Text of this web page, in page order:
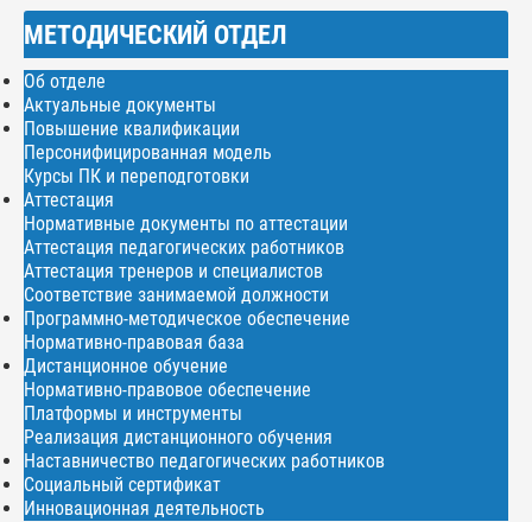
МЕТОДИЧЕСКИЙ ОТДЕЛ
Об отделе
Актуальные документы
Повышение квалификации
Персонифицированная модель
Курсы ПК и переподготовки
Аттестация
Нормативные документы по аттестации
Аттестация педагогических работников
Аттестация тренеров и специалистов
Соответствие занимаемой должности
Программно-методическое обеспечение
Нормативно-правовая база
Дистанционное обучение
Нормативно-правовое обеспечение
Платформы и инструменты
Реализация дистанционного обучения
Наставничество педагогических работников
Социальный сертификат
Инновационная деятельность